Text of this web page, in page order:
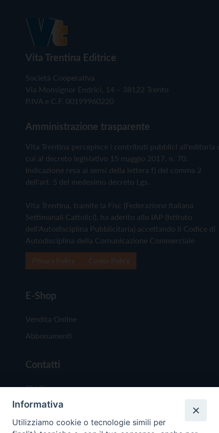
Vita Trentina Editrice
Società Cooperativa
Via Monsignor Endrici, 14 – 38122 Trento
P.IVA e C.F. 00199960220
Amministrazione trasparente
Vita Trentina percepisce i contributi pubblici all'editoria
cui al decreto legislativo 15 maggio 2017, n. 70.
Indicazione resa ai sensi della lettera f) del comma 2
dell'art. 5 del medesimo decreto Lgs.
Vita Trentina, tramite la Fisc (Federazione Italiana
Settimanali Cattolici), ha aderito allo IAP (Istituto
dell'Autodisciplina Pubblicitaria) accettando il Codice di
Autodisciplina della Comunicazione Commerciale
E-Shop
Vendita Online
Abbonamenti
Contatti
Chi Siamo
Redazione
Scrivici
Informativa
Utilizziamo cookie o tecnologie simili per